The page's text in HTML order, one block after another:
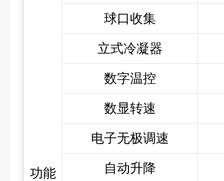
功能
球口收集
立式冷凝器
数字温控
数显转速
电子无极调速
自动升降